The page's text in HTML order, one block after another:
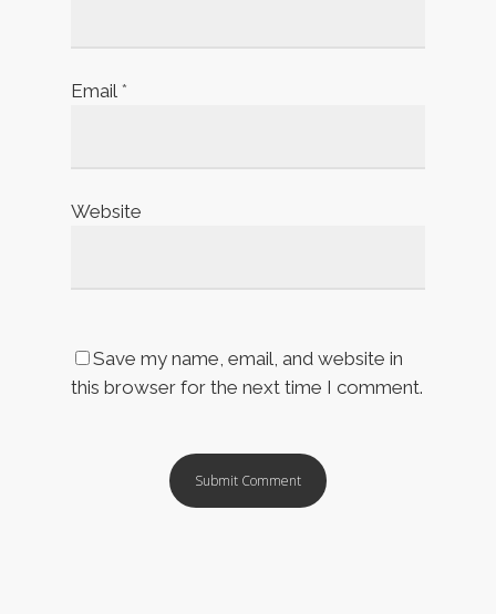
Email *
Website
Save my name, email, and website in
this browser for the next time I comment.